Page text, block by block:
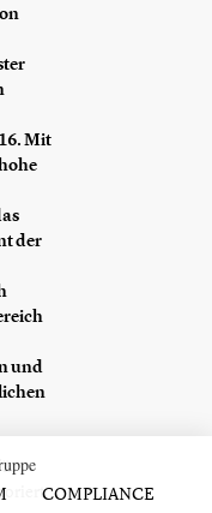
Mit
der
und
COMPLIANCE